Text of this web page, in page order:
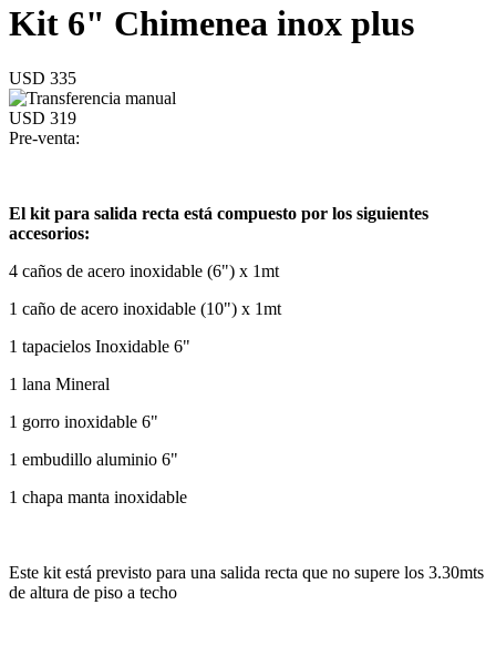
Kit 6" Chimenea inox plus
USD 335
USD 319
Pre-venta:
El kit para salida recta está compuesto por los siguientes
accesorios:
4 caños de acero inoxidable (6") x 1mt
1 caño de acero inoxidable (10") x 1mt
1 tapacielos Inoxidable 6"
1 lana Mineral
1 gorro inoxidable 6"
1 embudillo aluminio 6"
1 chapa manta inoxidable
Este kit está previsto para una salida recta que no supere los 3.30mts
de altura de piso a techo